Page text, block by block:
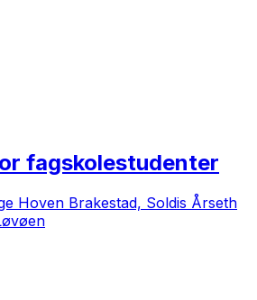
fagskolestudenter
Hoven Brakestad, Soldis Årseth